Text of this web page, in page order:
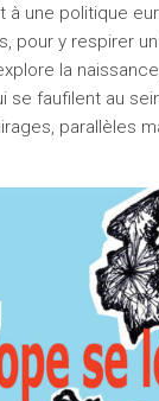
à une politique
pour y respirer
la
se faufilent au
parallèles